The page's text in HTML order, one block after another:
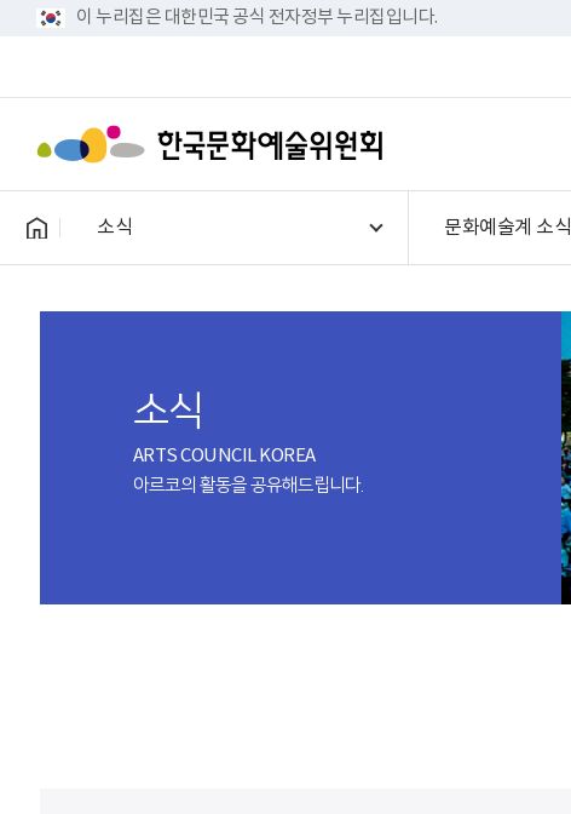
이 누리집은 대한민국 공식 전자정부 누리집입니다.
소식 문화예술계 소식
소식
ARTS COUNCIL KOREA
아르코의 활동을 공유해드립니다.